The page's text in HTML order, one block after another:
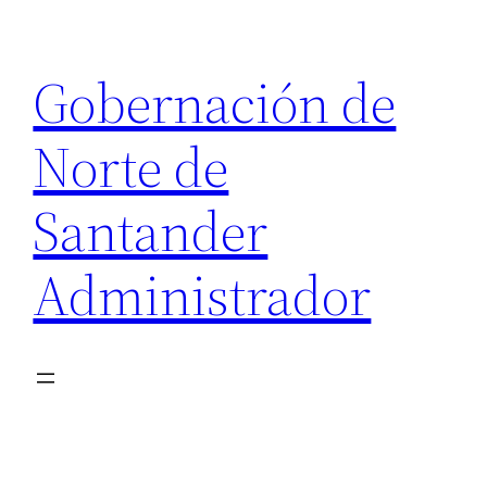
contenido
Gobernación de
Norte de
Santander
Administrador